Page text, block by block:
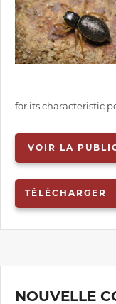
for its characteristic
VOIR LA
TÉLÉCHARGER
NOUVELLE